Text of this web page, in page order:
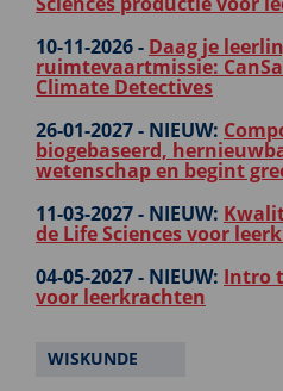
10-11-2026 - Daag je
ruimtevaartmissie:
Climate Detectives
26-01-2027 - NIEUW:
biogebaseerd,
wetenschap en begint
11-03-2027 - NIEUW:
de Life Sciences voor
04-05-2027 - NIEUW: Intro
voor leerkrachten
WISKUNDE